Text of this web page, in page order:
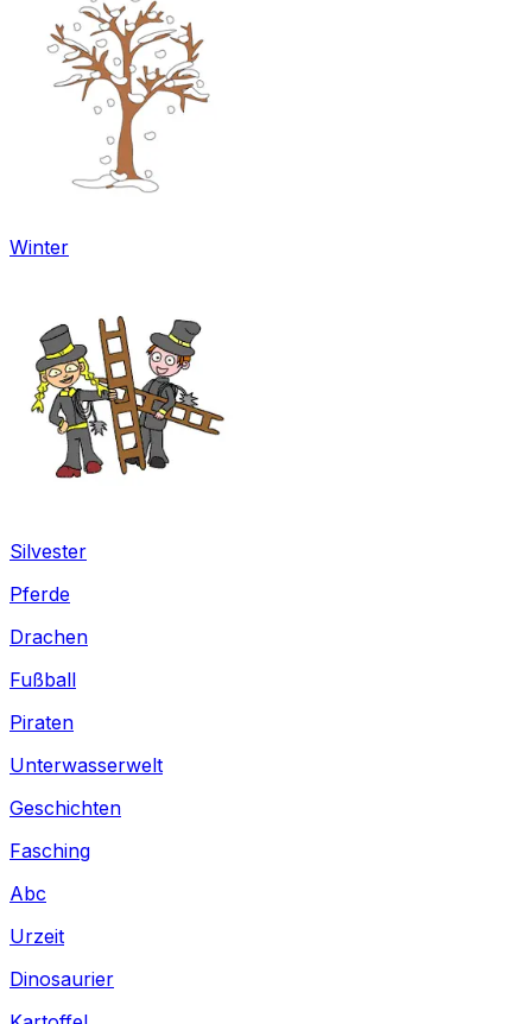
Winter
Silvester
Pferde
Drachen
Fußball
Piraten
Unterwasserwelt
Geschichten
Fasching
Abc
Urzeit
Dinosaurier